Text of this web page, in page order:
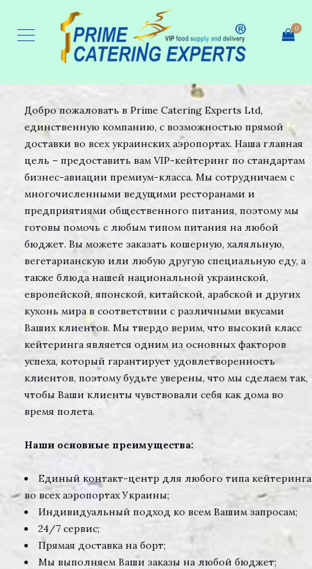
0
О НАС
Добро пожаловать в Prime Catering Experts Ltd,
единственную компанию, с возможностью прямой
доставки во всех украинских аэропортах. Наша главная
цель – предоставить вам VIP-кейтеринг по стандартам
бизнес-авиации премиум-класса. Мы сотрудничаем с
многочисленными ведущими ресторанами и
предприятиями общественного питания, поэтому мы
готовы помочь с любым типом питания на любой
бюджет. Вы можете заказать кошерную, халяльную,
вегетарианскую или любую другую специальную еду, а
также блюда нашей национальной украинской,
европейской, японской, китайской, арабской и других
кухонь мира в соответствии с различными вкусами
Ваших клиентов. Мы твердо верим, что высокий класс
кейтеринга является одним из основных факторов
успеха, который гарантирует удовлетворенность
клиентов, поэтому будьте уверены, что мы сделаем так,
чтобы Ваши клиенты чувствовали себя как дома во
время полета.
Наши основные преимущества:
Единый контакт-центр для любого типа кейтеринга
во всех аэропортах Украины;
Индивидуальный подход ко всем Вашим запросам;
24/7 сервис;
Прямая доставка на борт;
Мы выполняем Ваши заказы на любой бюджет;